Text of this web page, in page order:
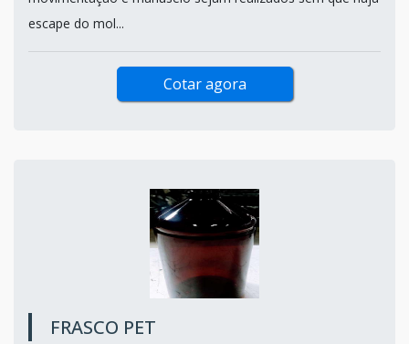
escape do mol...
Cotar agora
FRASCO PET